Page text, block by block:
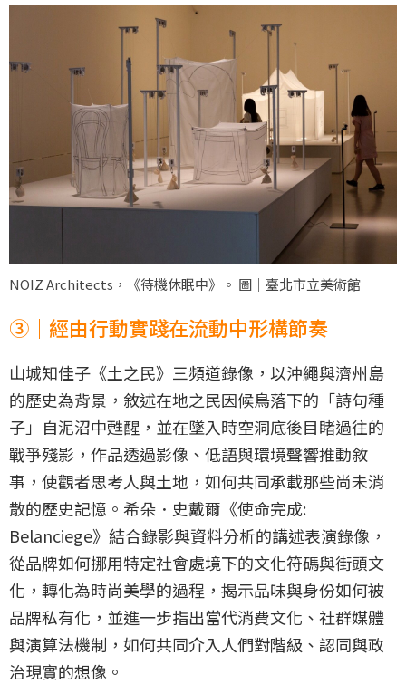
NOIZ Architects，《待機休眠中》。 圖｜臺北市立美術館
③｜經由行動實踐在流動中形構節奏
山城知佳子《土之民》三頻道錄像，以沖繩與濟州島
的歷史為背景，敘述在地之民因候鳥落下的「詩句種
子」自泥沼中甦醒，並在墜入時空洞底後目睹過往的
戰爭殘影，作品透過影像、低語與環境聲響推動敘
事，使觀者思考人與土地，如何共同承載那些尚未消
散的歷史記憶。希朵．史戴爾《使命完成:
Belanciege》結合錄影與資料分析的講述表演錄像，
從品牌如何挪用特定社會處境下的文化符碼與街頭文
化，轉化為時尚美學的過程，揭示品味與身份如何被
品牌私有化，並進一步指出當代消費文化、社群媒體
與演算法機制，如何共同介入人們對階級、認同與政
治現實的想像。